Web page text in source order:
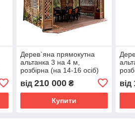
Дерев`яна прямокутна
альтанка 3 на 4 м,
розбірна (на 14-16 осіб)
від 210 000₴
Купити
від